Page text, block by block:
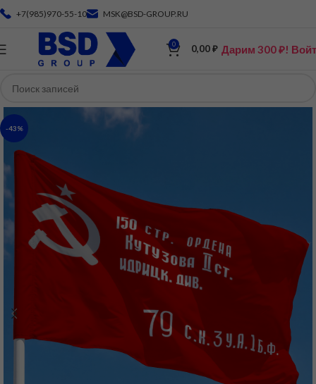
+7(985)970-55-10 MSK@BSD-GROUP.RU
0 0,00₽ Дарим 300 ₽!
-43%